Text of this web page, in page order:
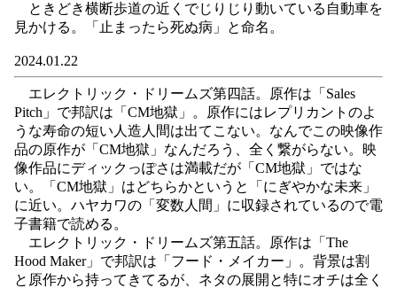
ときどき横断歩道の近くでじりじり動いている自動車を
見かける。「止まったら死ぬ病」と命名。
2024.01.22
エレクトリック・ドリームズ第四話。原作は「Sales
Pitch」で邦訳は「CM地獄」。原作にはレプリカントのよ
うな寿命の短い人造人間は出てこない。なんでこの映像作
品の原作が「CM地獄」なんだろう、全く繋がらない。映
像作品にディックっぽさは満載だが「CM地獄」ではな
い。「CM地獄」はどちらかというと「にぎやかな未来」
に近い。ハヤカワの「変数人間」に収録されているので電
子書籍で読める。
エレクトリック・ドリームズ第五話。原作は「The
Hood Maker」で邦訳は「フード・メイカー」。背景は割
と原作から持ってきてるが、ネタの展開と特にオチは全く